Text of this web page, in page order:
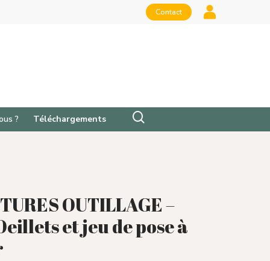
Contact
? Téléchargements
OUTILLAGE –
et jeu de pose à